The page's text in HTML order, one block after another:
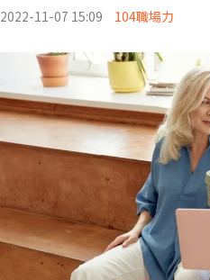
2022-11-07 15:09 104職場力